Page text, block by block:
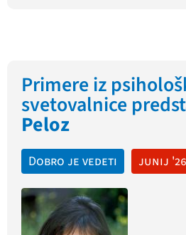
Primere iz
svetovalnice
Peloz
Dobro je vedeti junij '26